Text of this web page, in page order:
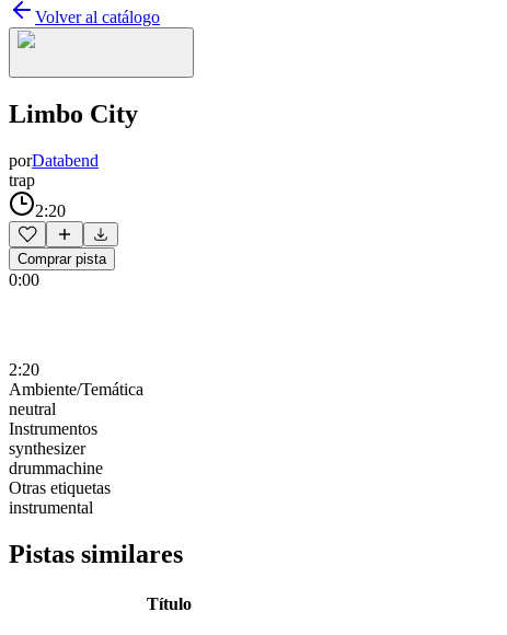
Volver al catálogo
Limbo City
porDatabend
trap
2:20
Comprar pista
0:00
2:20
Ambiente/Temática
neutral
Instrumentos
synthesizer
drummachine
Otras etiquetas
instrumental
Pistas similares
Título